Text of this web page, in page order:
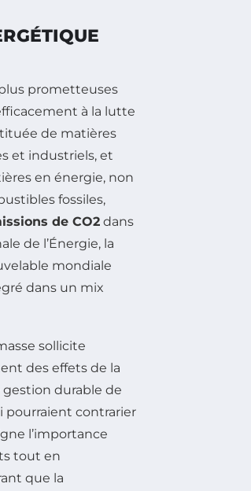
prometteuses
à la lutte
de matières
et industriels, et
en énergie, non
fossiles,
de CO2 dans
de l’Énergie, la
mondiale
dans un mix
sollicite
des effets de la
durable de
pourraient contrarier
l’importance
tout en
que la